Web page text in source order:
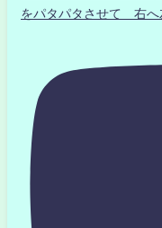
をパタパタさせて 右へ